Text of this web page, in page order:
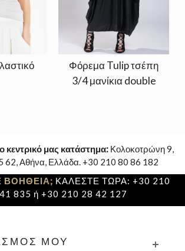
Φόρεμα Tulip τσέπη
3/4 μανίκια double
κεντρικό μας κατάστημα: Κολοκοτρώνη 9,
62, Αθήνα, Ελλάδα. +30 210 80 86 182
ΒΟΗΘΕΙΑ; ΚΑΛΕΣΤΕ ΤΩΡΑ: +30 210
835 ή +30 210 28 42 127
ΜΟΥ